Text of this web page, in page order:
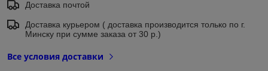
Доставка почтой
Доставка курьером ( доставка производится только по г.
Минску при сумме заказа от 30 р.)
Все условия доставки